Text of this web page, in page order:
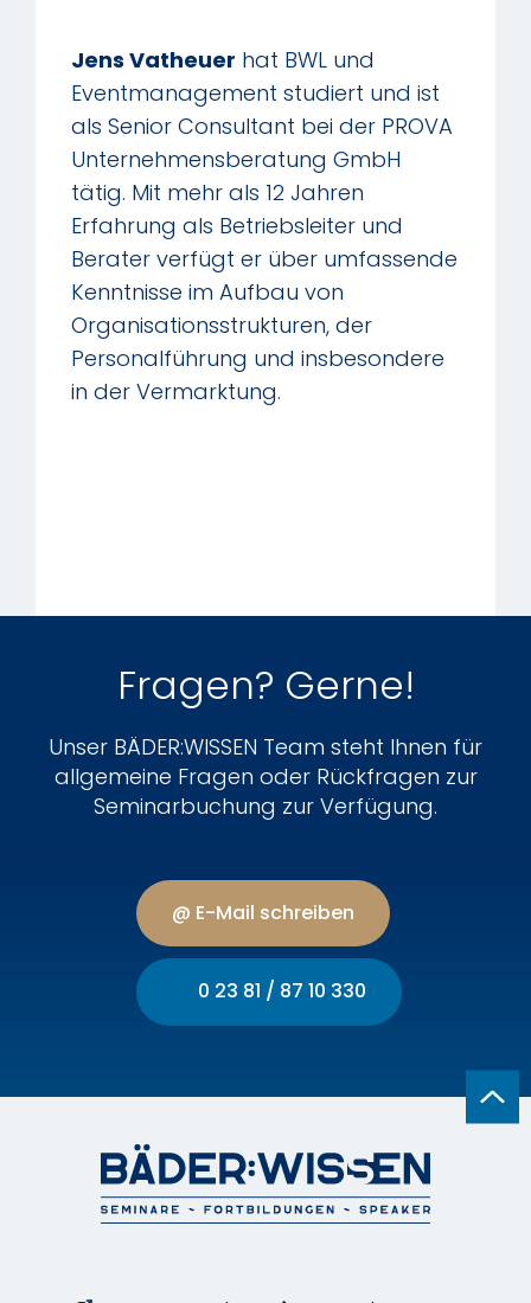
Jens Vatheuer hat BWL und
Eventmanagement studiert und ist
als Senior Consultant bei der PROVA
Unternehmensberatung GmbH
tätig. Mit mehr als 12 Jahren
Erfahrung als Betriebsleiter und
Berater verfügt er über umfassende
Kenntnisse im Aufbau von
Organisationsstrukturen, der
Personalführung und insbesondere
in der Vermarktung.
Fragen? Gerne!
Unser BÄDER:WISSEN Team steht Ihnen für
allgemeine Fragen oder Rückfragen zur
Seminarbuchung zur Verfügung.
@ E-Mail schreiben
0 23 81 / 87 10 330